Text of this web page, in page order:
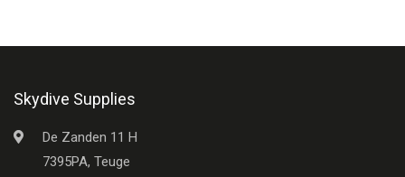
Skydive Supplies
De Zanden 11 H
7395PA, Teuge